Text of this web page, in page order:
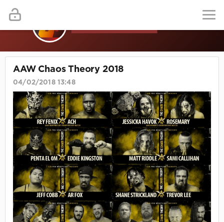
AAW Chaos Theory 2018
04/02/2018 13:48